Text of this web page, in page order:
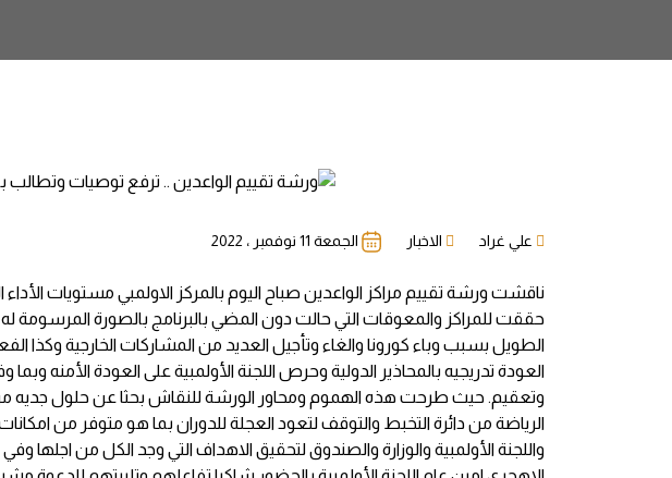
علي غراد الاخبار الجمعة 11 نوفمبر ، 2022
ناقشت ورشة تقييم مراكز الواعدين صباح اليوم بالمركز الاولمبي مستويات الأداء
حققت للمراكز والمعوقات التي حالت دون المضي بالبرنامج بالصورة المرسومة
الطويل بسبب وباء كورونا والغاء وتأجيل العديد من المشاركات الخارجية وكذا
العودة تدريجيه بالمحاذير الدولية وحرص اللجنة الأولمبية على العودة الأمنه
وتعقيم. حيث طرحت هذه الهموم ومحاور الورشة للنقاش بحثا عن حلول جديه من
الرياضة من دائرة التخبط والتوقف لتعود العجلة للدوران بما هو متوفر من
واللجنة الأولمبية والوزارة والصندوق لتحقيق الاهداف التي وجد الكل من